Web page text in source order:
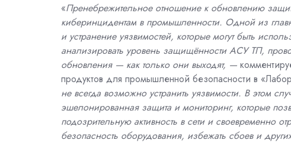
«Пренебрежительное отношение к обновлению
киберинцидентам в промышленности. Одной из
и устранение уязвимостей, которые могут быть
анализировать уровень защищённости АСУ ТП,
обновления — как только они выходят, —
продуктов для промышленной безопасности в
не всегда возможно устранить уязвимости. В этом
эшелонированная защита и мониторинг, которые
подозрительную активность в сети и своевременно
безопасность оборудования, избежать сбоев и